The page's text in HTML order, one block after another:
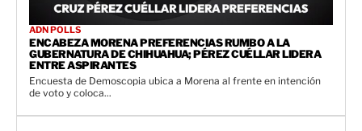
ADN POLLS
ENCABEZA MORENA PREFERENCIAS RUMBO A LA
GUBERNATURA DE CHIHUAHUA; PÉREZ CUÉLLAR LIDERA
ENTRE ASPIRANTES
Encuesta de Demoscopia ubica a Morena al frente en intención
de voto y coloca...